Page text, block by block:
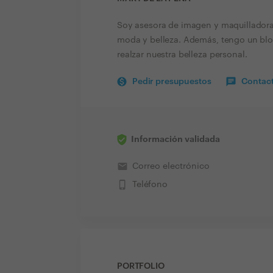
Soy asesora de imagen y
moda y belleza. Además, tengo un
realzar nuestra belleza personal.
Pedir presupuestos
Información validada
email Correo electrónico
phone_iphone Teléfono
PORTFOLIO